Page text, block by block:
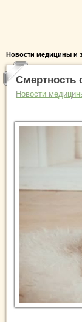
Новости медицины и
Смертность
Новости